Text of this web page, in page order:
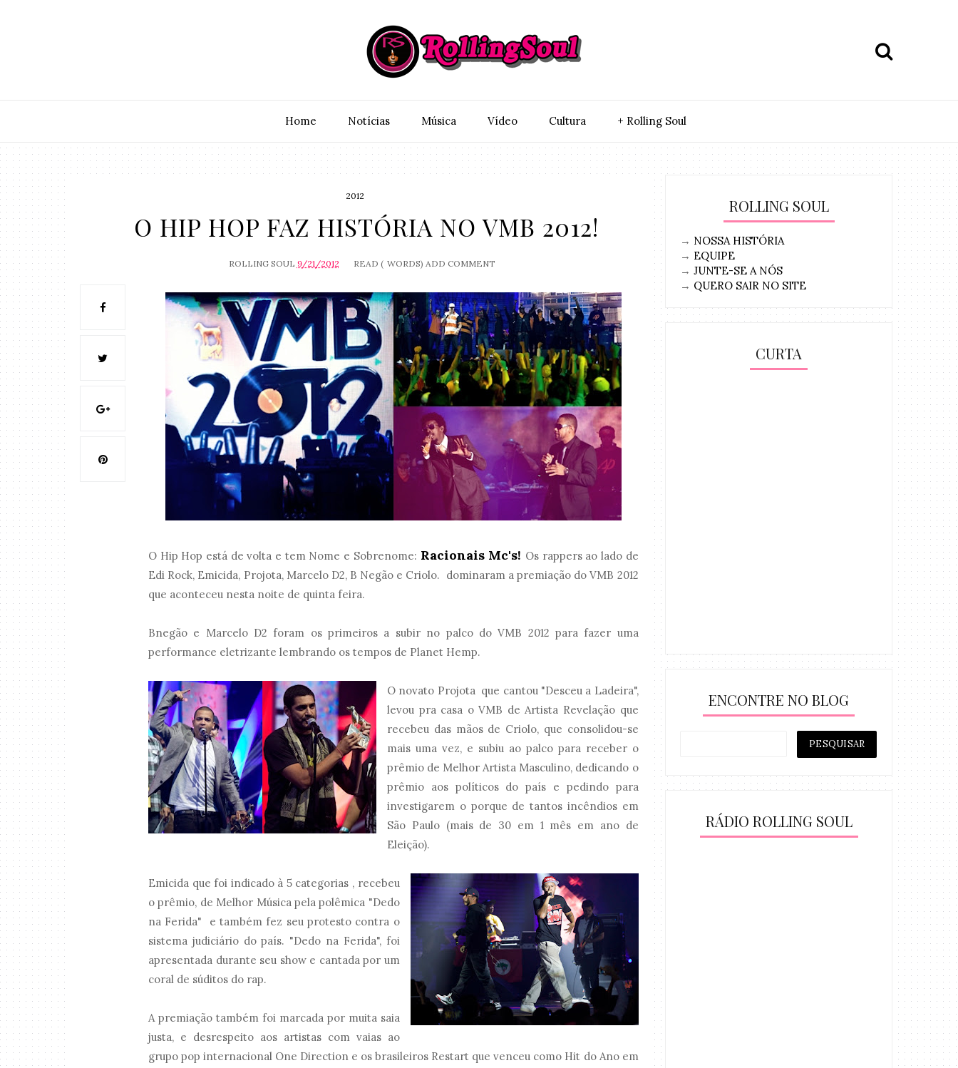
Home Notí­cias Música Vídeo Cultura + Rolling Soul
2012
O HIP HOP FAZ HISTÓRIA NO VMB 2012!
ROLLING SOUL 9/21/2012 READ ( WORDS) ADD COMMENT
O Hip Hop está de volta e tem Nome e Sobrenome: Racionais Mc's! Os rappers ao lado de
Edi Rock, Emicida, Projota, Marcelo D2, B Negão e Criolo. dominaram a premiação do VMB 2012
que aconteceu nesta noite de quinta feira.
Bnegão e Marcelo D2 foram os primeiros a subir no palco do VMB 2012 para fazer uma
performance eletrizante lembrando os tempos de Planet Hemp.
O novato Projota que cantou "Desceu a Ladeira",
levou pra casa o VMB de Artista Revelação que
recebeu das mãos de Criolo, que consolidou-se
mais uma vez, e subiu ao palco para receber o
prêmio de Melhor Artista Masculino, dedicando o
prêmio aos políticos do país e pedindo para
investigarem o porque de tantos incêndios em
São Paulo (mais de 30 em 1 mês em ano de
Eleição).
Emicida que foi indicado à 5 categorias , recebeu
o prêmio, de Melhor Música pela polêmica "Dedo
na Ferida" e também fez seu protesto contra o
sistema judiciário do país. "Dedo na Ferida", foi
apresentada durante seu show e cantada por um
coral de súditos do rap.
A premiação também foi marcada por muita saia
justa, e desrespeito aos artistas com vaias ao
grupo pop internacional One Direction e os brasileiros Restart que venceu como Hit do Ano em
ROLLING SOUL
→ NOSSA HISTÓRIA
→ EQUIPE
→ JUNTE-SE A NÓS
→ QUERO SAIR NO SITE
CURTA
ENCONTRE NO BLOG
RÁDIO ROLLING SOUL